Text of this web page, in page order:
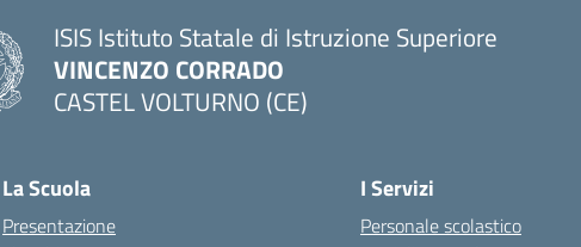
ISIS Istituto Statale di Istruzione Superiore
VINCENZO CORRADO
CASTEL VOLTURNO (CE)
La Scuola
Presentazione
I Servizi
Personale scolastico